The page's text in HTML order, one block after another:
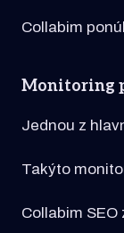
Collabim
Monitoring
Jednou z
Takýto
Collabim